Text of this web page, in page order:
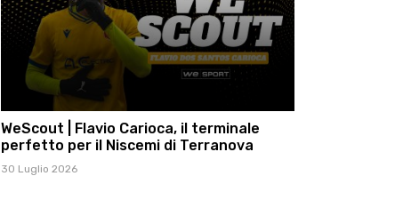
WeScout | Flavio Carioca, il terminale
perfetto per il Niscemi di Terranova
30 Luglio 2026